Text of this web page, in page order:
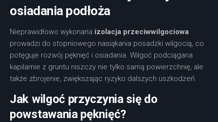
osiadania podłoża
Nieprawidłowo wykonana izolacja przeciwwilgociowa
prowadzi do stopniowego nasiąkania posadzki wilgocią, co
potęguje rozwój pęknięć i osiadania. Wilgoć podciągana
kapilarnie z gruntu niszczy nie tylko samą powierzchnię, ale
także zbrojenie, zwiększając ryzyko dalszych uszkodzeń.
Jak wilgoć przyczynia się do
powstawania pęknięć?